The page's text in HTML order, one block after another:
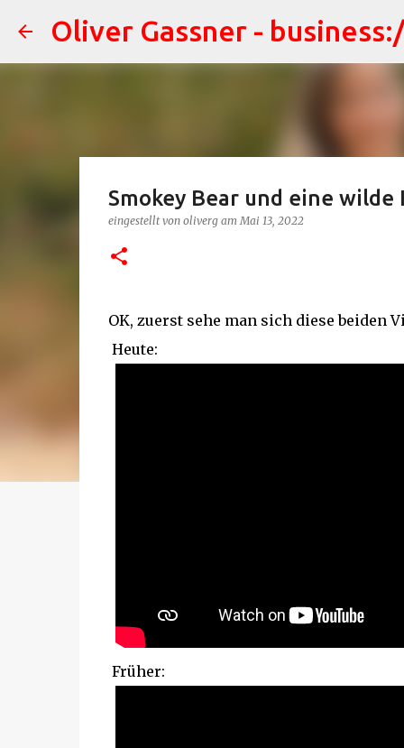
Oliver Gassner -
Smokey Bear und eine wilde
eingestellt von oliverg amMai 13, 2022
OK, zuerst sehe man sich diese beiden
Heute:
Früher: